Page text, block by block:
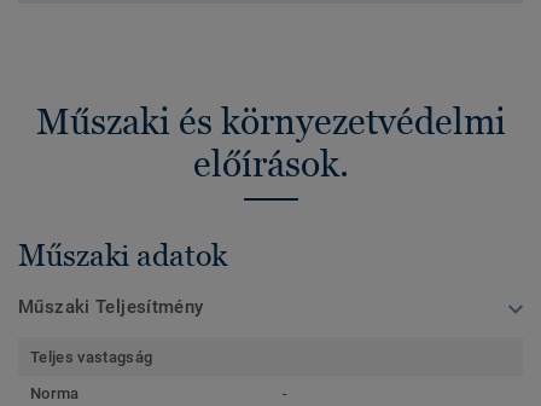
Műszaki és környezetvédelmi
előírások.
Műszaki adatok
Műszaki Teljesítmény
Teljes vastagság
Norma
-